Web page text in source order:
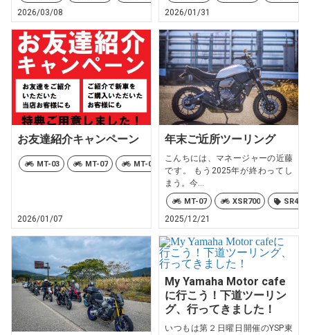
2026/03/08 2026/01/31
お友達紹介キャンペーン
MT-03 MT-07 MT-07 Y-AMT MT-09 MT-09 Y-AMT
2026/01/07
年末ご近所ツーリング
こんちには、マネージャーの近藤
です。 もう2025年が終わってし
まう。今...
MT-07 XSR700 SR400
2025/12/21
My Yamaha Motor cafe
に行こう！下道ツーリン
グ、行ってきました！
いつもは第２日曜日開催のYSP東